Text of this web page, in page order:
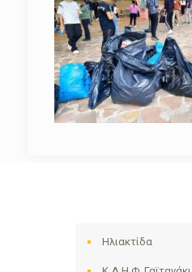
Ηλιακτίδα